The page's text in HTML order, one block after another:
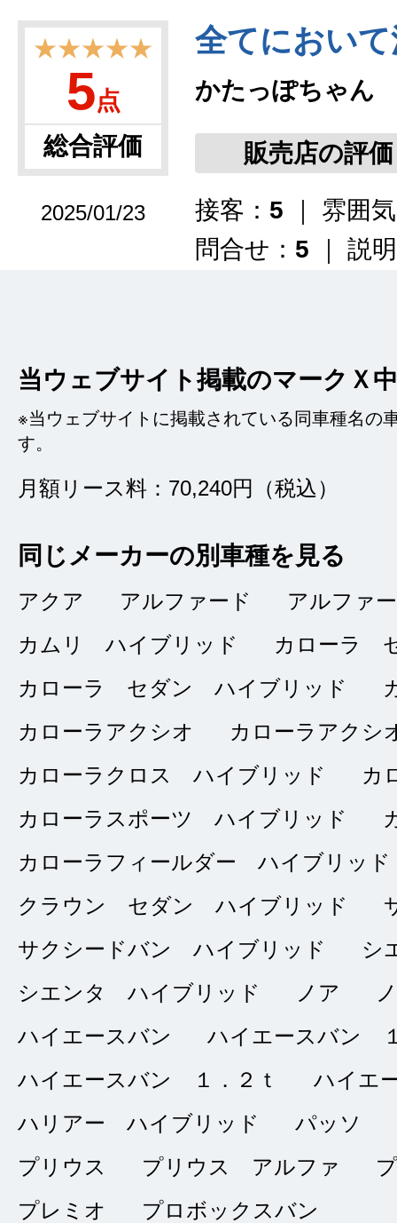
★★★★★
5点
総合評価
2025/01/23
全てにおい
かたっぽちゃん
販売店の評価
接客： 5 ｜ 雰囲
問合せ： 5 ｜ 説
フの方の丁寧な対
ても信頼できたの
ました。
★★★★★
5点
総合評価
ミミズ
販売店の評価
接客： 5
問合せ： ｜ 説
今回オリックスさ
た。他の中古車屋
安心して購入でき
5点
納車まで何
スプリングマン
当ウェブサイト掲載のマーク
※当ウェブサイトに掲載されている同車種名の
す。
月額リース料：70,240円（税込）
同じメーカーの別車種を見る
アクア アルファード
アルファ
カムリ ハイブリッド
カローラ
カローラ セダン ハイブリッド
カローラアクシオ
カローラアク
カローラクロス ハイブリッド
カ
カローラスポーツ ハイブリッド
カローラフィールダー ハイブリッド
クラウン セダン ハイブリッド
サクシードバン ハイブリッド
シ
シエンタ ハイブリッド
ノア
ハイエースバン
ハイエースバン
ハイエースバン １．２ｔ
ハイエ
ハリアー ハイブリッド
パッソ
プリウス
プリウス アルファ
プレミオ
プロボックスバン